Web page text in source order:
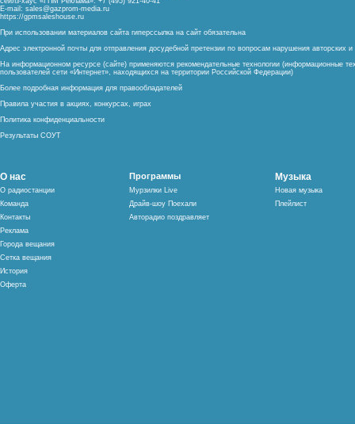
E-mail: sales@gazprom-media.ru
https://gpmsaleshouse.ru
При использовании материалов сайта гиперссылка на сайт обязательна
Адрес электронной почты для отправления досудебной претензии по вопросам нарушения авторских
На информационном ресурсе (сайте) применяются рекомендательные технологии (информационные
пользователей сети «Интернет», находящихся на территории Российской Федерации)
Более подробная информация для правообладателей
Правила участия в акциях, конкурсах, играх
Политика конфиденциальности
Результаты СОУТ
О нас
О радиостанции
Команда
Контакты
Реклама
Города вещания
Сетка вещания
История
Оферта
Программы
Мурзилки Live
Драйв-шоу Поехали
Авторадио поздравляет
Музыка
Новая музыка
Плейлист